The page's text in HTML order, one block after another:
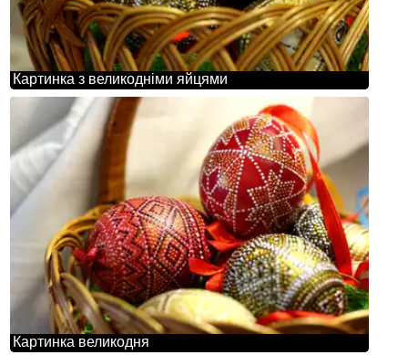
Картинка з великодніми яйцями
Картинка великодня